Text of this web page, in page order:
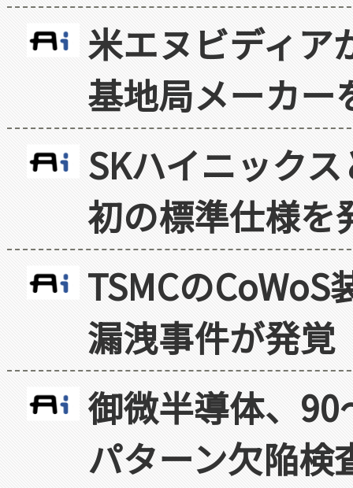
米エヌビディア
基地局メーカー
SKハイニック
初の標準仕様を
TSMCの
漏洩事件が発覚
御微半導体、
パターン欠陥検